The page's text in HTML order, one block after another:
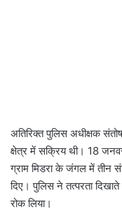
अतिरिक्त पुलिस अधीक्षक
क्षेत्र में सक्रिय थी। 18
ग्राम मिडरा के जंगल में तीन
दिए। पुलिस ने तत्परता
रोक लिया।